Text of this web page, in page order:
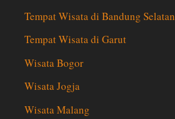
Tempat Wisata di Bandung Selatan
Tempat Wisata di Garut
Wisata Bogor
Wisata Jogja
Wisata Malang